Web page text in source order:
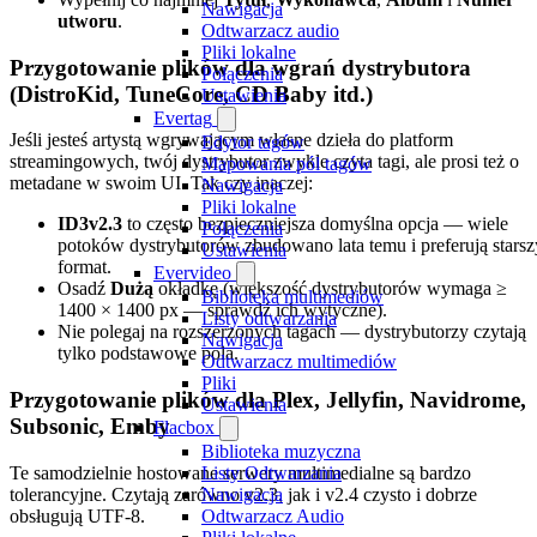
Nawigacja
Odtwarzacz audio
Pliki lokalne
Połączenia
Ustawienia
Evertag
Edytor tagów
Mapowania pól tagów
Nawigacja
Pliki lokalne
Połączenia
Ustawienia
Evervideo
Biblioteka multimediów
Listy odtwarzania
Nawigacja
Odtwarzacz multimediów
Pliki
Ustawienia
Flacbox
Biblioteka muzyczna
Listy Odtwarzania
Nawigacja
Odtwarzacz Audio
utworu.
Przygotowanie plików dla wgrań dystrybutora
(DistroKid, TuneCore, CD Baby itd.)
Jeśli jesteś artystą wgrywającym własne dzieła do platform
streamingowych, twój dystrybutor zwykle czyta tagi, ale prosi też o
metadane w swoim UI. Tak czy inaczej:
ID3v2.3 to często bezpieczniejsza domyślna opcja — wiele
potoków dystrybutorów zbudowano lata temu i preferują
format.
Osadź Dużąokładkę (większość dystrybutorów wymaga ≥
1400 × 1400 px — sprawdź ich wytyczne).
Nie polegaj na rozszerzonych tagach — dystrybutorzy czytają
tylko podstawowe pola.
Przygotowanie plików dla Plex, Jellyfin, Navidrome,
Subsonic, Emby
Te samodzielnie hostowane serwery multimedialne są bardzo
tolerancyjne. Czytają zarówno v2.3, jak i v2.4 czysto i dobrze
obsługują UTF-8.